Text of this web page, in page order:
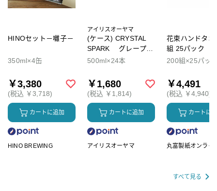
HINOセット－囃子－
350ml×4缶
￥3,380
(税込 ￥3,718)
カートに追加
HINO BREWING
アイリスオーヤマ
(ケース) CRYSTAL
SPARK グレープソ
ーダ
500ml×24本
￥1,680
(税込 ￥1,814)
カートに追加
アイリスオーヤマ
花束ハンドタオ
組 25パック
200組×25パッ
￥4,491
(税込 ￥4,940)
カートに
丸富製紙オンライ
すべて見る